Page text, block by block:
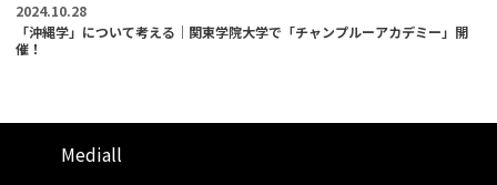
2024.10.28
「沖縄学」について考える｜関東学院大学で「チャンプルーアカデミー」開
催！
Mediall